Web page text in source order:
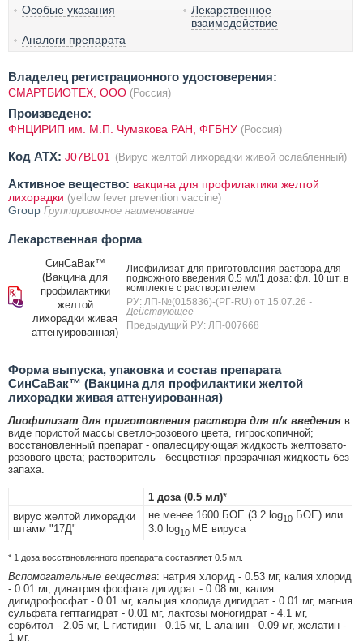
Особые указания
Лекарственное
взаимодействие
Аналоги препарата
Владелец регистрационного удостоверения:
СМАРТБИОТЕХ, ООО (Россия)
Произведено:
ФНЦИРИП им. М.П. Чумакова РАН, ФГБНУ (Россия)
Код ATX: J07BL01 (Вирус желтой лихорадки живой ослабленный)
Активное вещество: вакцина для профилактики желтой
лихорадки (yellow fever prevention vaccine)
Group Группировочное наименование
Лекарственная форма
СинСаВак™
(Вакцина для
профилактики
желтой
лихорадки живая
аттенуированная)
Лиофилизат для приготовления раствора для
подкожного введения 0.5 мл/1 доза: фл. 10 шт. в
комплекте с растворителем
РУ: ЛП-№(015836)-(РГ-RU) от 15.07.26 -
Действующее
Предыдущий РУ: ЛП-007668
Форма выпуска, упаковка и состав препарата
СинСаВак™ (Вакцина для профилактики желтой
лихорадки живая аттенуированная)
Лиофилизат для приготовления раствора для п/к введения в
виде пористой массы светло-розового цвета, гигроскопичной;
восстановленный препарат - опалесцирующая жидкость желтовато-
розового цвета; растворитель - бесцветная прозрачная жидкость без
запаха.
1 доза (0.5 мл)*
вирус желтой лихорадки
штамм "17Д"
не менее 1600 БОЕ (3.2 log10 БОЕ) или
3.0 log10 ME вируса
* 1 доза восстановленного препарата составляет 0.5 мл.
Вспомогательные вещества: натрия хлорид - 0.53 мг, калия хлорид
- 0.01 мг, динатрия фосфата дигидрат - 0.08 мг, калия
дигидрофосфат - 0.01 мг, кальция хлорида дигидрат - 0.01 мг, магния
сульфата гептагидрат - 0.01 мг, лактозы моногидрат - 4.1 мг,
сорбитол - 2.05 мг, L-гистидин - 0.16 мг, L-аланин - 0.09 мг, желатин -
1 мг.